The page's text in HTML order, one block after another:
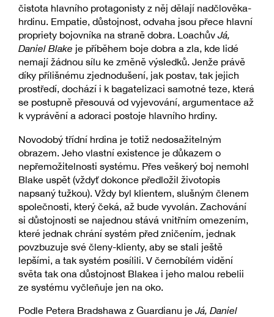
čistota hlavního protagonisty z něj dělají nadčlověka-
hrdinu. Empatie, důstojnost, odvaha jsou přece hlavní
propriety bojovníka na straně dobra. LoachůvJá,
Daniel Blake je příběhem boje dobra a zla, kde lidé
nemají žádnou sílu ke změně výsledků. Jenže právě
díky přílišnému zjednodušení, jak postav, tak jejich
prostředí, dochází i k bagatelizaci samotné teze, která
se postupně přesouvá od vyjevování, argumentace až
k vyprávění a adoraci postoje hlavního hrdiny.
Novodobý třídní hrdina je totiž nedosažitelným
obrazem. Jeho vlastní existence je důkazem o
nepřemožitelnosti systému. Přes veškerý boj nemohl
Blake uspět (vždyť dokonce předložil životopis
napsaný tužkou). Vždy byl klientem, slušným členem
společnosti, který čeká, až bude vyvolán. Zachování
si důstojnosti se najednou stává vnitřním omezením,
které jednak chrání systém před zničením, jednak
povzbuzuje své členy-klienty, aby se stali ještě
lepšími, a tak systém posílili. V černobílém vidění
světa tak ona důstojnost Blakea i jeho malou rebelii
ze systému vyčleňuje jen na oko.
Podle Petera Bradshawa z Guardianu jeJá, Daniel